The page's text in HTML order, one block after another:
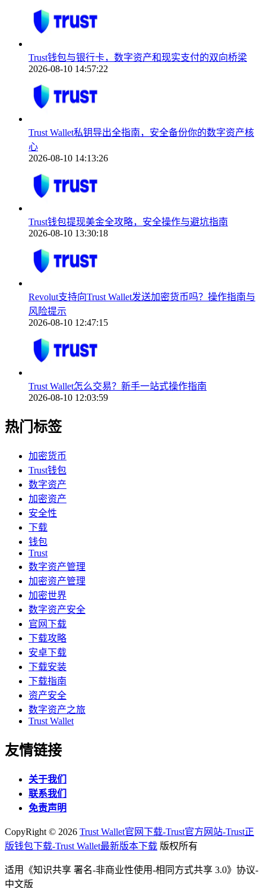
Trust钱包与银行卡，数字资产和现实支付的双向桥梁
2026-08-10 14:57:22
Trust Wallet私钥导出全指南，安全备份你的数字资产核
心
2026-08-10 14:13:26
Trust钱包提现美金全攻略，安全操作与避坑指南
2026-08-10 13:30:18
Revolut支持向Trust Wallet发送加密货币吗？操作指南与
风险提示
2026-08-10 12:47:15
Trust Wallet怎么交易？新手一站式操作指南
2026-08-10 12:03:59
热门标签
加密货币
Trust钱包
数字资产
加密资产
安全性
下载
钱包
Trust
数字资产管理
加密资产管理
加密世界
数字资产安全
官网下载
下载攻略
安卓下载
下载安装
下载指南
资产安全
数字资产之旅
Trust Wallet
友情链接
关于我们
联系我们
免责声明
CopyRight © 2026 Trust Wallet官网下载-Trust官方网站-Trust正
版钱包下载-Trust Wallet最新版本下载 版权所有
适用《知识共享 署名-非商业性使用-相同方式共享 3.0》协议-
中文版